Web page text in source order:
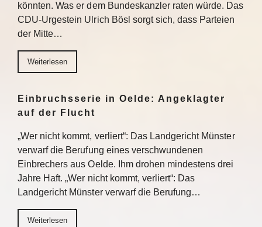
könnten. Was er dem Bundeskanzler raten würde. Das
CDU-Urgestein Ulrich Bösl sorgt sich, dass Parteien
der Mitte…
Weiterlesen
Einbruchsserie in Oelde: Angeklagter
auf der Flucht
„Wer nicht kommt, verliert“: Das Landgericht Münster
verwarf die Berufung eines verschwundenen
Einbrechers aus Oelde. Ihm drohen mindestens drei
Jahre Haft. „Wer nicht kommt, verliert“: Das
Landgericht Münster verwarf die Berufung…
Weiterlesen